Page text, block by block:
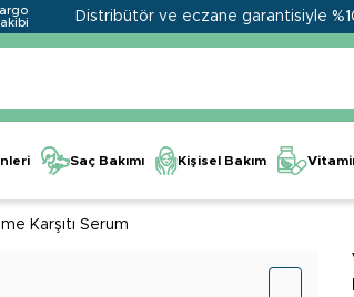
Distribütör ve eczane garantisiyle
Saç Bakımı Kişisel Bakım
Karşıtı Serum